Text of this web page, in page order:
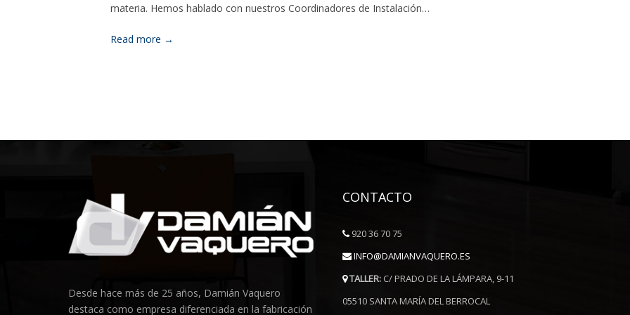
materia. Hemos hablado con nuestros Coordinadores de Instalación…
Read more →
Desde hace más de 25 años, Damián Vaquero
destaca como empresa diferenciada en la fabricación
CONTACTO
920 36 70 75
INFO@DAMIANVAQUERO.ES
TALLER: C/ PRADO DE LA LÁMPARA, 9-11
05510 SANTA MARÍA DEL BERROCAL